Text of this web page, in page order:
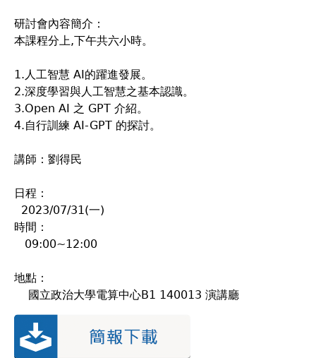
研討會內容簡介：
本課程分上,下午共六小時。
1.人工智慧 AI的躍進發展。
2.深度學習與人工智慧之基本認識。
3.Open AI 之 GPT 介紹。
4.自行訓練 AI-GPT 的探討。
講師：劉得民
日程：
2023/07/31(一)
時間：
09:00~12:00
地點：
國立政治大學電算中心B1 140013 演講廳